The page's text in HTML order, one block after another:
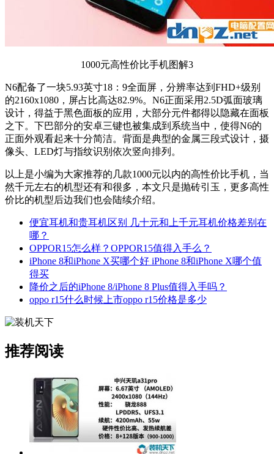
1000元高性价比手机图解3
N6配备了一块5.93英寸18：9全面屏，分辨率达到FHD+级别
的2160x1080，屏占比高达82.9%。N6正面采用2.5D弧面玻璃
设计，得益于黑色面板的应用，大部分元件都得以隐藏在面板
之下。下巴部分的安卓三键也被集成到系统当中，使得N6的
正面外观看起来十分简洁。背面是典型的金属三段式设计，摄
像头、LED灯与指纹识别依次竖向排列。
以上是小编为大家推荐的几款1000元以内的高性价比手机，当
然千元左右的机型还有和很多，本文只是抛砖引玉，更多高性
价比的机型后边我们也会陆续介绍。
便宜耳机和贵耳机区别 几十元和上千元耳机价格差别在
哪？
OPPOR15怎么样？OPPOR15值得入手么？
iPhone 8和iPhone X买哪个好 iPhone 8和iPhone X哪个值
得买
降价之后的iPhone 8/iPhone 8 Plus值得入手吗？
oppo r15什么时候上市oppo r15价格是多少
推荐阅读